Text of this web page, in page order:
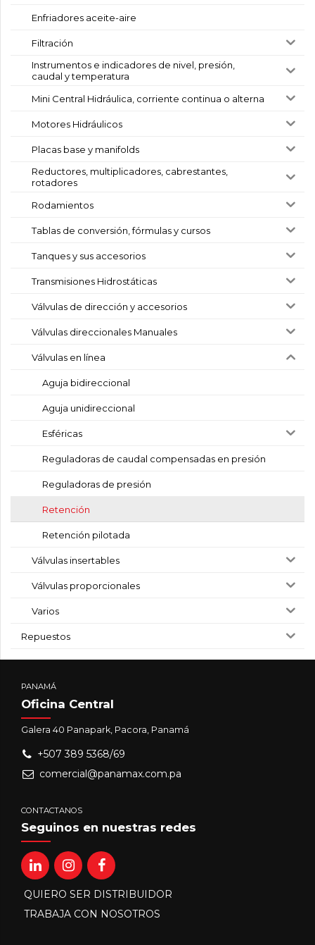
Enfriadores aceite-aire
Filtración
Instrumentos e indicadores de nivel, presión,
caudal y temperatura
Mini Central Hidráulica, corriente continua o alterna
Motores Hidráulicos
Placas base y manifolds
Reductores, multiplicadores, cabrestantes,
rotadores
Rodamientos
Tablas de conversión, fórmulas y cursos
Tanques y sus accesorios
Transmisiones Hidrostáticas
Válvulas de dirección y accesorios
Válvulas direccionales Manuales
Válvulas en línea
Aguja bidireccional
Aguja unidireccional
Esféricas
Reguladoras de caudal compensadas en presión
Reguladoras de presión
Retención
Retención pilotada
Válvulas insertables
Válvulas proporcionales
Varios
Repuestos
PANAMÁ
Oficina Central
Galera 40 Panapark, Pacora, Panamá
+507 389 5368/69
comercial@panamax.com.pa
CONTACTANOS
Seguinos en nuestras redes
QUIERO SER DISTRIBUIDOR
TRABAJA CON NOSOTROS